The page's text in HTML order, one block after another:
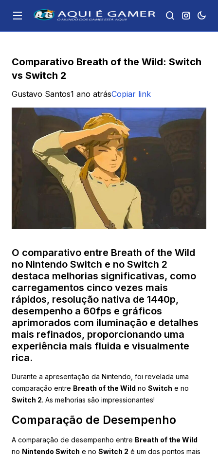
Comparativo Breath of the Wild: Switch
vs Switch 2
Gustavo Santos1 ano atrásCopiar link
O comparativo entre Breath of the Wild
no Nintendo Switch e no Switch 2
destaca melhorias significativas, como
carregamentos cinco vezes mais
rápidos, resolução nativa de 1440p,
desempenho a 60fps e gráficos
aprimorados com iluminação e detalhes
mais refinados, proporcionando uma
experiência mais fluida e visualmente
rica.
Durante a apresentação da Nintendo, foi revelada uma
comparação entre Breath of the Wild no Switch e no
Switch 2. As melhorias são impressionantes!
Comparação de Desempenho
A comparação de desempenho entre Breath of the Wild
no Nintendo Switch e no Switch 2 é um dos pontos mais